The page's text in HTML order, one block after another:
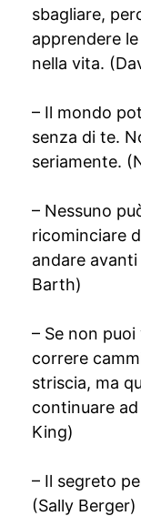
sbagliare,
apprendere
nella vita.
– Il mondo
senza di te.
seriamente.
– Nessuno
ricominciare
andare
Barth)
– Se non
correre
striscia, ma
continuare
King)
– Il segreto
(Sally Berger)